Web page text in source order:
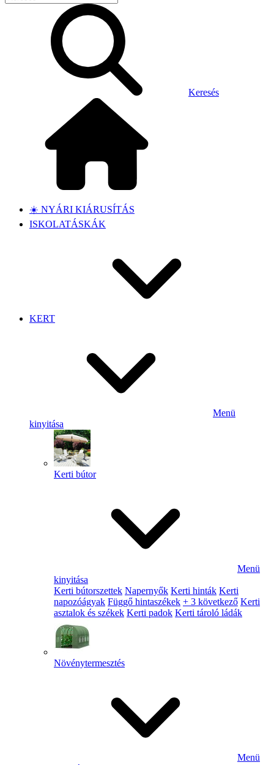
Keresés
☀️ NYÁRI KIÁRUSÍTÁS
ISKOLATÁSKÁK
KERT
Menü
kinyitása
Kerti bútor
Menü
kinyitása
Kerti bútorszettek Napernyők Kerti hinták Kerti
napozóágyak Függő hintaszékek + 3 következő Kerti
asztalok és székek Kerti padok Kerti tároló ládák
Növénytermesztés
Menü